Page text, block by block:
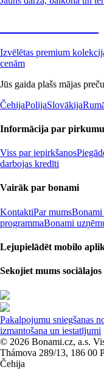
Izvēlētas premium
cenām
Jūs gaida plašs mājas
ČehijaPolijaSlovākija
Informācija par pirkumu
Viss par iepirkšanos
darbojas kredīti
Vairāk par bonami
KontaktiPar mums
programmaBonami
Lejupielādēt mobilo
Sekojiet mums
Pakalpojumu sniegšanas
izmantošana un iestatījumi
© 2026 Bonami.cz, a.s.
Thámova 289/13, 186 00
Čehija